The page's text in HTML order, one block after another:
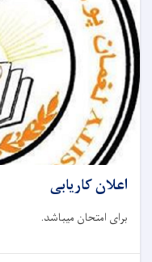
اعلان کاریابی
برای امتحان میباشد.